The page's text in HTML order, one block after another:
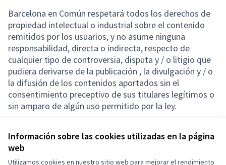
Información sobre las cookies utilizadas en la página
web
Utilizamos cookies en nuestro sitio web para mejorar el rendimiento
Barcelona en Común respetará todos los derechos de
propiedad intelectual o industrial sobre el contenido
remitidos por los usuarios, y no asume ninguna
responsabilidad, directa o indirecta, respecto de
cualquier tipo de controversia, disputa y / o litigio que
pudiera derivarse de la publicación , la divulgación y / o
la difusión de los contenidos aportados sin el
consentimiento preceptivo de sus titulares legítimos o
sin amparo de algún uso permitido por la ley.
Términos y condiciones de uso
Configuración de cookies